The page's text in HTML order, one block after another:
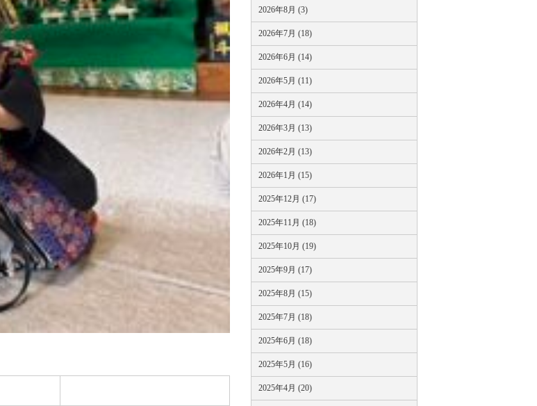
2026年8月 (3)
2026年7月 (18)
2026年6月 (14)
2026年5月 (11)
2026年4月 (14)
2026年3月 (13)
2026年2月 (13)
2026年1月 (15)
2025年12月 (17)
2025年11月 (18)
2025年10月 (19)
2025年9月 (17)
2025年8月 (15)
2025年7月 (18)
2025年6月 (18)
2025年5月 (16)
2025年4月 (20)